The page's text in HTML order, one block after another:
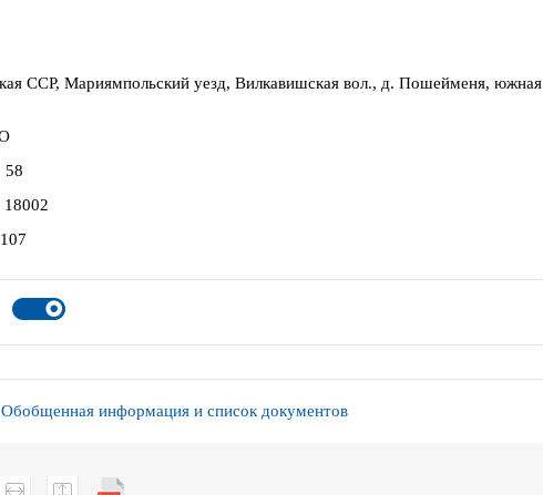
ССР, Мариямпольский уезд, Вилкавишская вол., д. Пошейменя, южная
58
18002
Обобщенная информация и список документов